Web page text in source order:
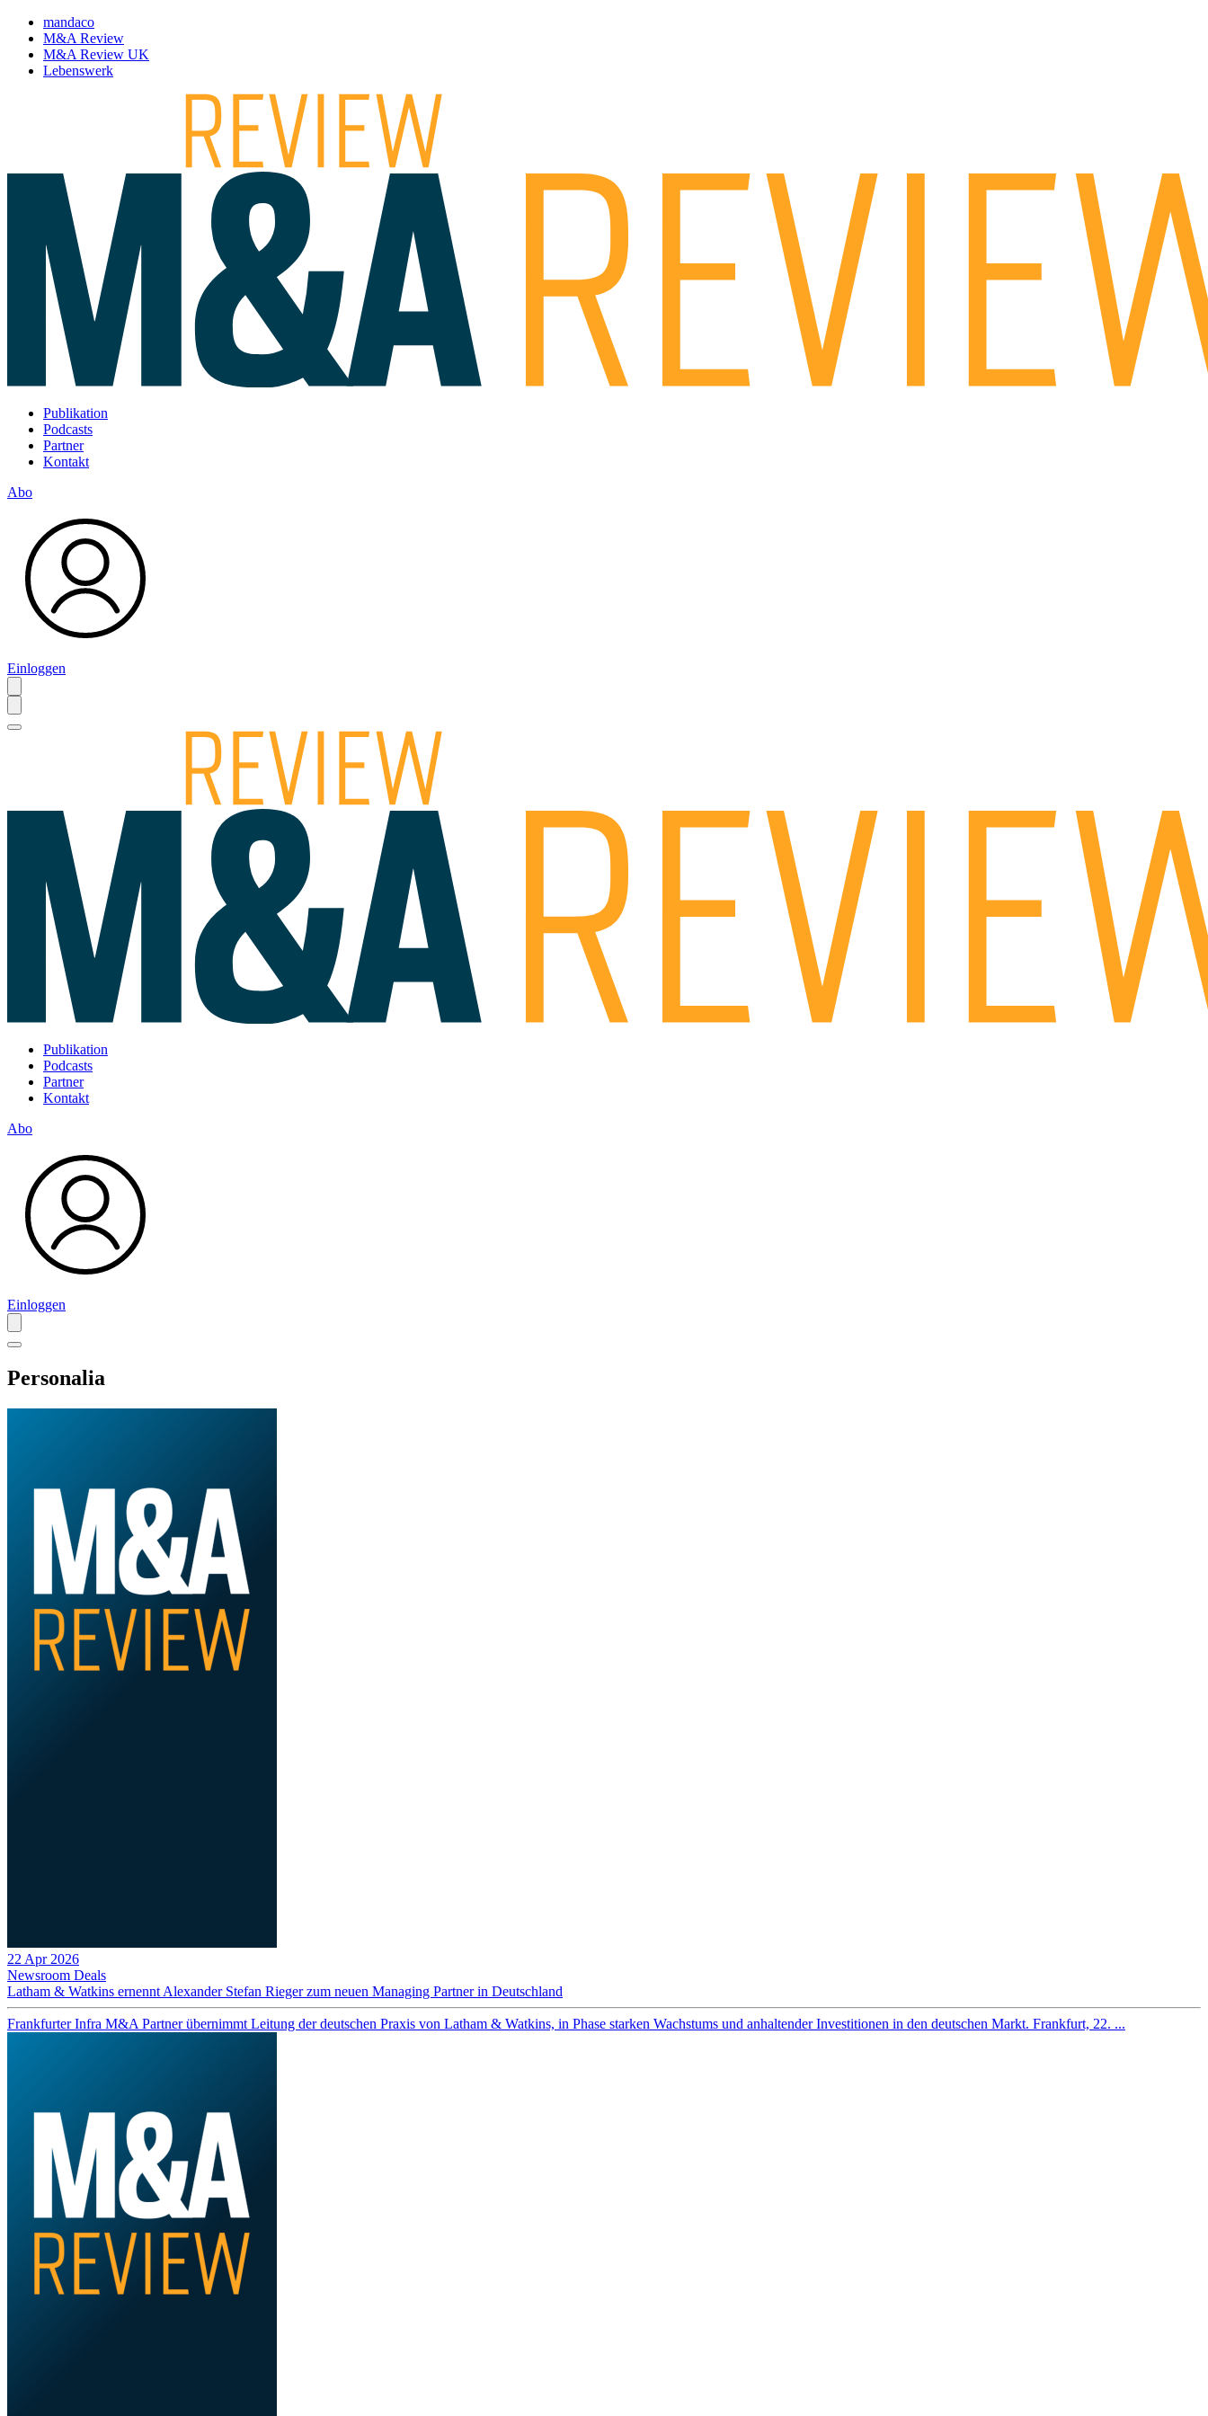
mandaco
M&A Review
M&A Review UK
Lebenswerk
Publikation
Podcasts
Partner
Kontakt
Abo
Einloggen
Publikation
Podcasts
Partner
Kontakt
Abo
Einloggen
Personalia
22 Apr 2026
Newsroom Deals
Latham & Watkins ernennt Alexander Stefan Rieger zum neuen Managing Partner in Deutschland
Frankfurter Infra M&A Partner übernimmt Leitung der deutschen Praxis von Latham & Watkins, in Phase starken Wachstums und anhaltender Investitionen in den deutschen Markt. Frankfurt, 22. ...